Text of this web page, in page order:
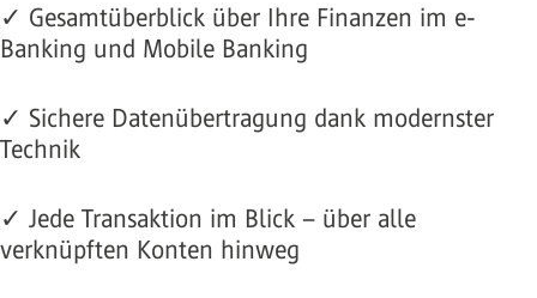
✓ Gesamtüberblick über Ihre Finanzen im e-
Banking und Mobile Banking
✓ Sichere Datenübertragung dank modernster
Technik
✓ Jede Transaktion im Blick – über alle
verknüpften Konten hinweg